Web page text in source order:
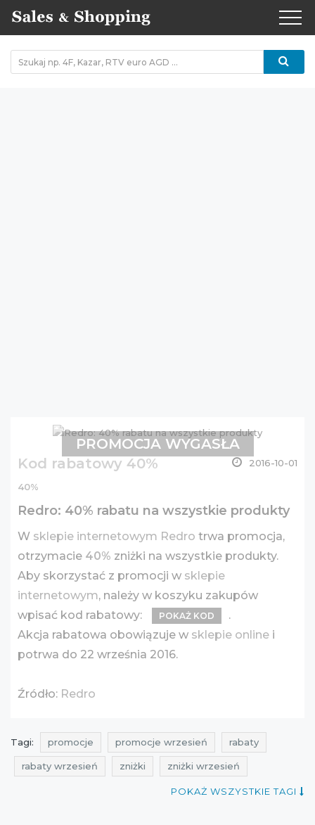
Kod rabatowy 40% 2016-10-01
40%
Redro: 40% rabatu na wszystkie produkty
W sklepie internetowym Redro trwa promocja,
otrzymacie 40% zniżki na wszystkie produkty.
Aby skorzystać z promocji w sklepie
internetowym, należy w koszyku zakupów
wpisać kod rabatowy:
POKAŻ KOD
.
Akcja rabatowa obowiązuje w sklepie online i
potrwa do 22 września 2016.
Źródło: Redro
PROMOCJA WYGASŁA
Tagi: promocje promocje wrzesień rabaty
rabaty wrzesień zniżki zniżki wrzesień
ale rabaty
POKAŻ WSZYSTKIE TAGI